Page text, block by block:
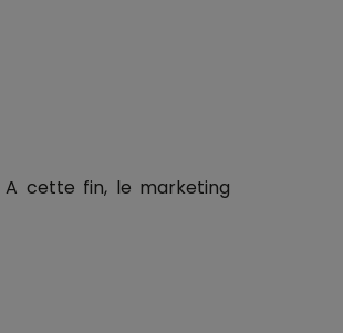
A cette fin, le marketing